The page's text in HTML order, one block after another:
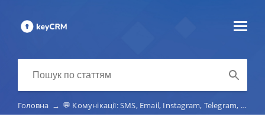
Головна → 💬 Комунікації: SMS, Email, Instagram, Telegram, Viber, маркетплейс-чати, телефонія